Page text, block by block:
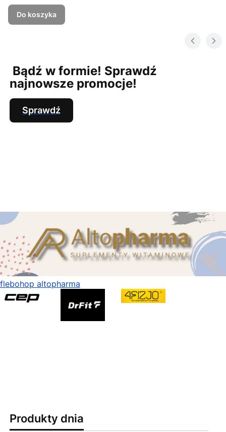
Do koszyka
Bądź w formie! Sprawdź
najnowsze promocje!
Sprawdź
flebohop altopharma
Produkty dnia